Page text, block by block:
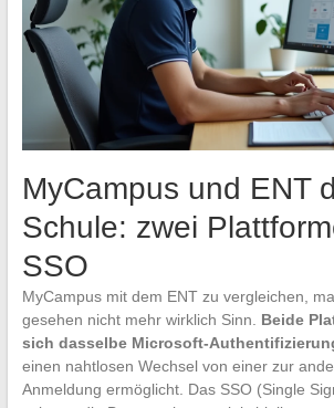
MyCampus und ENT
Schule: zwei
SSO
MyCampus mit dem ENT zu vergleichen,
gesehen nicht mehr wirklich Sinn. Beide
sich dasselbe Microsoft-
einen nahtlosen Wechsel von einer zur
Anmeldung ermöglicht. Das SSO (Single